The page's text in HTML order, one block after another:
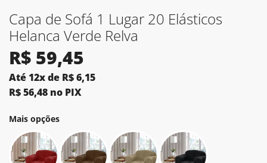
Capa de Sofá 1 Lugar 20 Elásticos
Helanca Verde Relva
R$ 59,45
Até 12x de R$6,15
R$56,48 no PIX
Mais opções